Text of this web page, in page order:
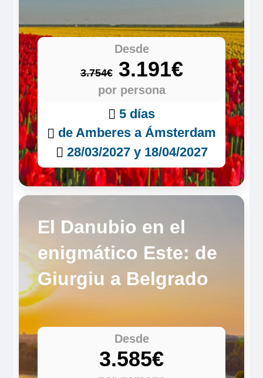
Desde
3.754€3.191€
por persona
5 días
de Amberes a Ámsterdam
28/03/2027 y 18/04/2027
El Danubio en el
enigmático Este: de
Giurgiu a Belgrado
Desde
3.585€